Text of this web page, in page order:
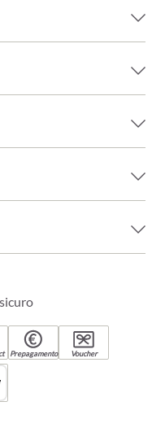
Prepagamento Voucher